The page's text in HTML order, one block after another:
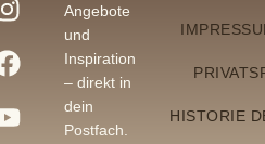
Angebote
und
Inspiration
– direkt in
dein
Postfach.
HISTORIE